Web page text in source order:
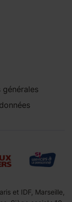
et IDF, Marseille,